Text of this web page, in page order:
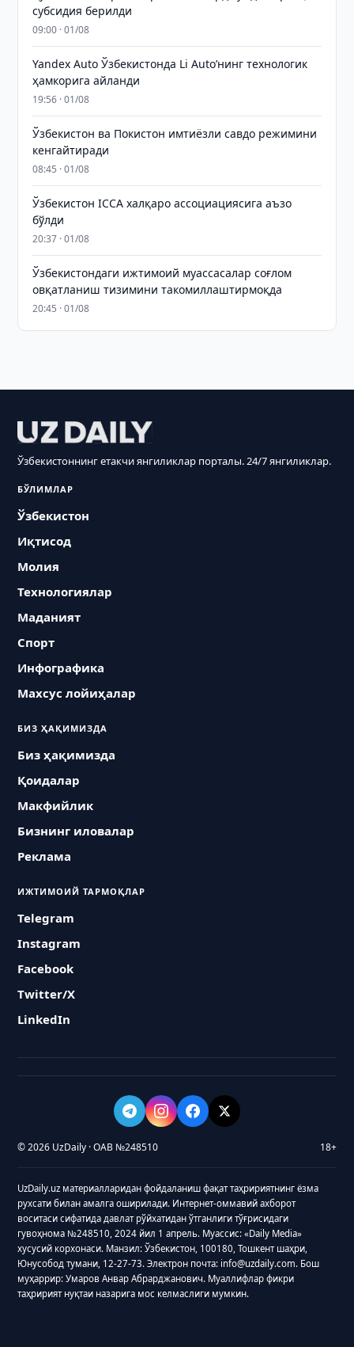
субсидия берилди
09:00 · 01/08
Yandex Auto Ўзбекистонда Li Auto’нинг технологик
ҳамкорига айланди
19:56 · 01/08
Ўзбекистон ва Покистон имтиёзли савдо режимини
кенгайтиради
08:45 · 01/08
Ўзбекистон ICCA халқаро ассоциациясига аъзо
бўлди
20:37 · 01/08
Ўзбекистондаги ижтимоий муассасалар соғлом
овқатланиш тизимини такомиллаштирмоқда
20:45 · 01/08
Ўзбекистоннинг етакчи янгиликлар порталы. 24/7 янгиликлар.
БЎЛИМЛАР
Ўзбекистон
Иқтисод
Молия
Технологиялар
Маданият
Спорт
Инфографика
Махсус лойиҳалар
БИЗ ҲАҚИМИЗДА
Биз ҳақимизда
Қоидалар
Макфийлик
Бизнинг иловалар
Реклама
ИЖТИМОИЙ ТАРМОҚЛАР
Telegram
Instagram
Facebook
Twitter/X
LinkedIn
© 2026 UzDaily · ОАВ №248510 18+
UzDaily.uz материалларидан фойдаланиш фақат таҳририятнинг ёзма
рухсати билан амалга оширилади. Интернет-оммавий ахборот
воситаси сифатида давлат рўйхатидан ўтганлиги тўғрисидаги
гувоҳнома №248510, 2024 йил 1 апрель. Муассис: «Daily Media»
хусусий корхонаси. Манзил: Ўзбекистон, 100180, Тошкент шаҳри,
Юнусобод тумани, 12-27-73. Электрон почта: info@uzdaily.com. Бош
муҳаррир: Умаров Анвар Абрарджанович. Муаллифлар фикри
таҳририят нуқтаи назарига мос келмаслиги мумкин.